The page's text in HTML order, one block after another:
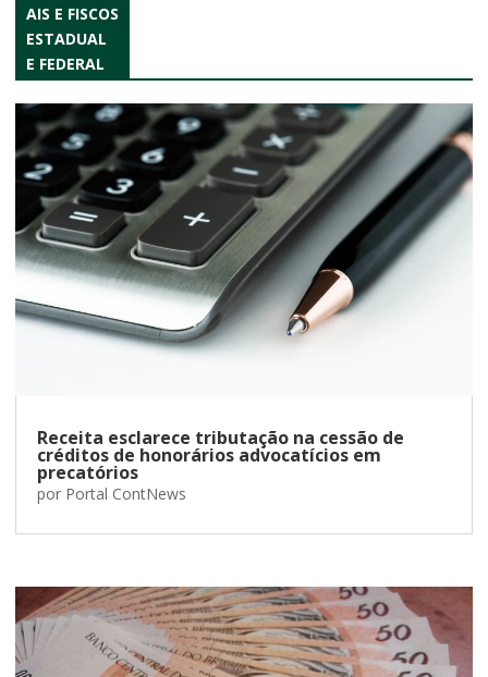
AIS E FISCOS
ESTADUAL
E FEDERAL
Receita esclarece tributação na cessão de
créditos de honorários advocatícios em
precatórios
por Portal ContNews